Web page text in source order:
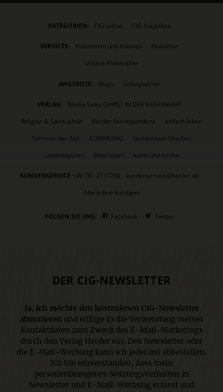
KATEGORIEN: CIG online CIG Ausgaben
SERVICES: Autorinnen und Autoren
Redaktion
Unsere Philosophie
ANGEBOTE: Blogs Schlagwörter
VERLAG:
Media Sales CHRIST IN DER GEGENWART
Religion & Spiritualität
Herder Korrespondenz
einfach leben
Stimmen der Zeit
COMMUNIO
Gemeinsam Glauben
Lebensspuren
Bibel lesen kunst und kirche
KUNDENSERVICE +49 761 2717200
kundenservice@herder.de
Abo online kündigen
FOLGEN SIE UNS: Facebook Twitter
DER CIG-NEWSLETTER
Ja, ich möchte den kostenlosen CiG-Newsletter
abonnierenund willige in die Verwendung meiner
Kontaktdaten zum Zweck des E-Mail-Marketings
durch den Verlag Herder ein. Den Newsletter oder
die E-Mail-Werbung kann ich jederzeit abbestellen.
Ich bin einverstanden, dass mein
personenbezogenes Nutzungsverhalten in
Newsletter und E-Mail-Werbung erfasst und